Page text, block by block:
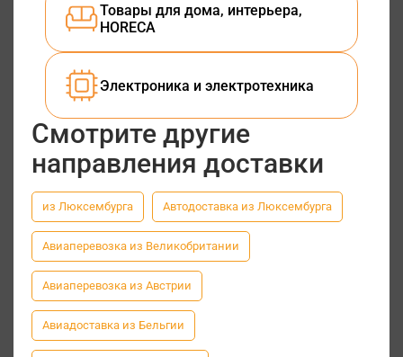
Товары для дома, интерьера,
HORECA
Электроника и электротехника
Смотрите другие
направления доставки
из Люксембурга Автодоставка из Люксембурга
Авиаперевозка из Великобритании
Авиаперевозка из Австрии
Авиадоставка из Бельгии